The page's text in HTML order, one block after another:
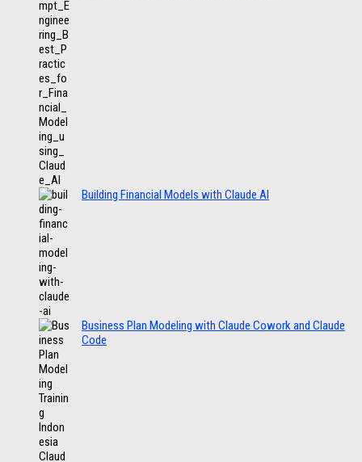
Building Financial Models with Claude AI
Business Plan Modeling with Claude Cowork and Claude
Code